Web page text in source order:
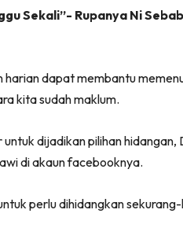
Sekali”- Rupanya Ni
dapat membantu
kita sudah maklum.
dijadikan pilihan hidangan,
di akaun facebooknya.
perlu dihidangkan